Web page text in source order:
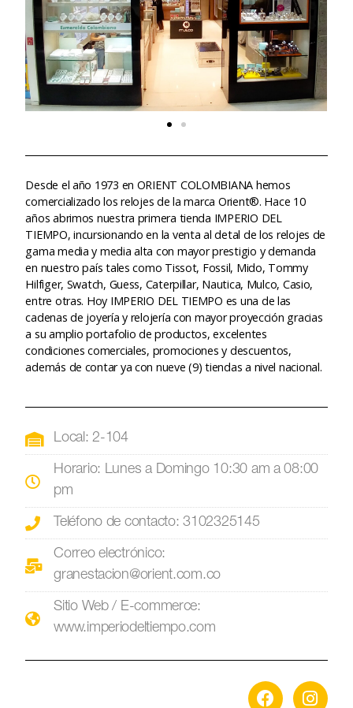
Desde el año 1973 en ORIENT COLOMBIANA hemos
comercializado los relojes de la marca Orient®. Hace 10
años abrimos nuestra primera tienda IMPERIO DEL
TIEMPO, incursionando en la venta al detal de los relojes de
gama media y media alta con mayor prestigio y demanda
en nuestro país tales como Tissot, Fossil, Mido, Tommy
Hilfiger, Swatch, Guess, Caterpillar, Nautica, Mulco, Casio,
entre otras. Hoy IMPERIO DEL TIEMPO es una de las
cadenas de joyería y relojería con mayor proyección gracias
a su amplio portafolio de productos, excelentes
condiciones comerciales, promociones y descuentos,
además de contar ya con nueve (9) tiendas a nivel nacional.
Local: 2-104
Horario: Lunes a Domingo 10:30 am a 08:00
pm
Teléfono de contacto: 3102325145
Correo electrónico:
granestacion@orient.com.co
Sitio Web / E-commerce:
www.imperiodeltiempo.com